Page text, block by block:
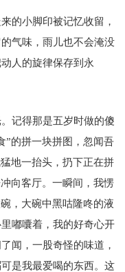
的小脚印被记忆收留，
气味，雨儿也不会淹没
人的旋律保存到永
记得那是五岁时做的傻
”的拼一块拼图，忽闻吾
地一抬头，扔下正在拼
向客厅。一瞬间，我愣
，大碗中黑咕隆咚的液
嘟囔着，我的好奇心开
闻，一股奇怪的味道，
是我最爱喝的东西。这